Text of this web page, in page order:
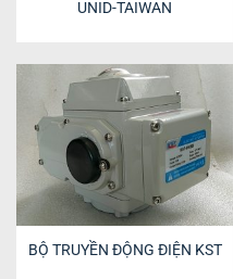
UNID-TAIWAN
BỘ TRUYỀN ĐỘNG ĐIỆN KST